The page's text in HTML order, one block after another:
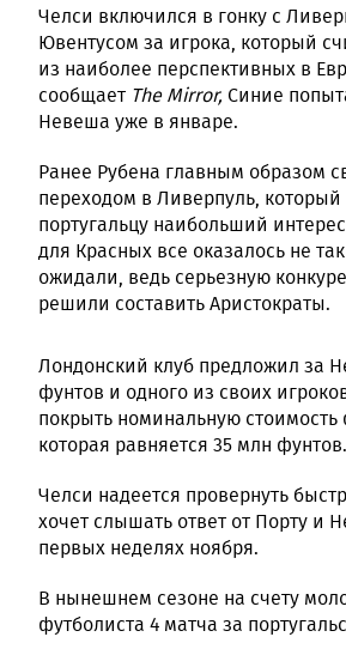
Челси включился в гонку с
Ювентусом за игрока, который
из наиболее перспективных в
сообщает The Mirror, Синие
Невеша уже в январе.
Ранее Рубена главным образом
переходом в Ливерпуль,
португальцу наибольший
для Красных все оказалось не
ожидали, ведь серьезную
решили составить Аристократы.
Лондонский клуб предложил за
фунтов и одного из своих
покрыть номинальную стоимость
которая равняется 35 млн фунтов.
Челси надеется провернуть
хочет слышать ответ от Порту и
первых неделях ноября.
В нынешнем сезоне на счету
футболиста 4 матча за